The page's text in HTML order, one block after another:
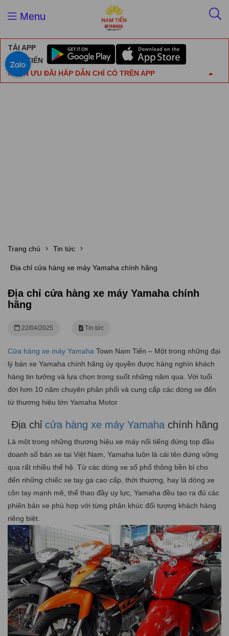
Menu
TẢI APP
NAM TIẾN
NHẬN ƯU ĐÃI HẤP DẪN CHỈ CÓ TRÊN APP
Trang chủ Tin tức
Địa chỉ cửa hàng xe máy Yamaha chính hãng
Địa chỉ cửa hàng xe máy Yamaha chính
hãng
22/04/2025 Tin tức
Cửa hàng xe máy Yamaha Town Nam Tiến – Một trong những đại
lý bán xe Yamaha chính hãng ủy quyền được hàng nghìn khách
hàng tin tưởng và lựa chọn trong suốt những năm qua. Với tuổi
đời hơn 10 năm chuyên phân phối và cung cấp các dòng xe đến
từ thương hiệu lớn Yamaha Motor
Địa chỉ cửa hàng xe máy Yamahachính hãng
Là một trong những thương hiệu xe máy nổi tiếng đứng top đầu
doanh số bán xe tại Việt Nam, Yamaha luôn là cái tên đứng vững
qua rất nhiều thế hệ. Từ các dòng xe số phổ thông bền bỉ cho
đến những chiếc xe tay ga cao cấp, thời thượng, hay là dòng xe
côn tay mạnh mẽ, thể thao đầy uy lực, Yamaha đều tạo ra đủ các
phiên bản xe phù hợp với từng phân khúc đối tượng khách hàng
riêng biệt.